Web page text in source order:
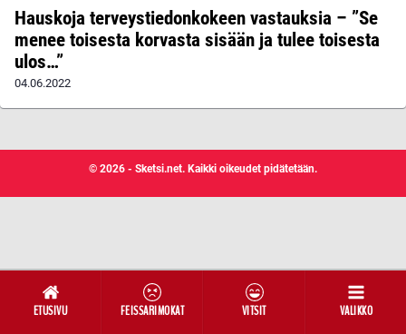
ETUSIVU FEISSARIMOKAT VITSIT VALIKKO
Hauskoja terveystiedonkokeen vastauksia – ”Se
menee toisesta korvasta sisään ja tulee toisesta
ulos…”
04.06.2022
© 2026 - Sketsi.net. Kaikki oikeudet pidätetään.